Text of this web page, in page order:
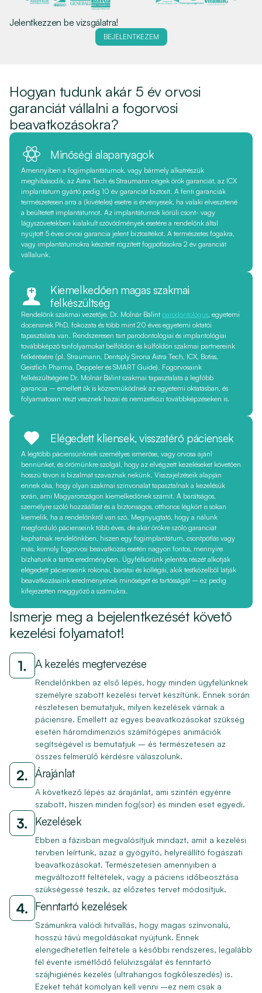
Jelentkezzen be vizsgálatra!
BEJELENTKEZEM
Hogyan tudunk akár 5 év orvosi
garanciát vállalni a fogorvosi
beavatkozásokra?
Minőségi alapanyagok
Amennyiben a fogimplantátumok, vagy bármely alkatrészük
meghibásodik, az Astra Tech és Straumann cégek örök garanciát, az ICX
implantátum gyártó pedig 10 év garanciát biztosít. A fenti garanciák
természetesen arra a (kivételes) esetre is érvényesek, ha valaki elveszítené
a beültetett implantátumot. Az implantátumok körüli csont- vagy
lágyszövetekben kialakult szövődmények esetére a rendelőnk által
nyújtott 5 éves orvosi garancia jelent biztosítékot. A természetes fogakra,
vagy implantátumokra készített rögzített fogpótlásokra 2 év garanciát
vállalunk.
Kiemelkedően magas szakmai
felkészültség
Rendelőnk szakmai vezetője, Dr. Molnár Bálint parodontológus, egyetemi
docensnek PhD. fokozata és több mint 20 éves egyetemi oktatói
tapasztalata van. Rendszeresen tart parodontológiai és implantológiai
továbbképző tanfolyamokat belföldön és külföldön szakmai partnereink
felkérésére (pl. Straumann, Dentsply Sirona Astra Tech, ICX, Botiss,
Geistlich Pharma, Deppeler és SMART Guide). Fogorvosaink
felkészültségére Dr. Molnár Bálint szakmai tapasztalata a legfőbb
garancia – emellett ők is közreműködnek az egyetemi oktatásban, és
folyamatosan részt vesznek hazai és nemzetközi továbbképzéseken is.
Elégedett kliensek, visszatérő páciensek
A legtöbb páciensünknek személyes ismerőse, vagy orvosa ajánl
bennünket, és örömünkre szolgál, hogy az elvégzett kezeléseket követően
hosszú távon is bizalmat szavaznak nekünk. Visszajelzéseik alapján
ennek oka, hogy olyan szakmai színvonalat tapasztalnak a kezelésük
során, ami Magyarországon kiemelkedőnek számít. A barátságos,
személyre szóló hozzáállást és a biztonságos, otthonos légkört is sokan
kiemelik, ha a rendelőnkről van szó. Megnyugtató, hogy a nálunk
megforduló pácienseink több éves, de akár örökre szóló garanciát
kaphatnak rendelőnkben, hiszen egy fogimplantátum, csontpótlás vagy
más, komoly fogorvosi beavatkozás esetén nagyon fontos, mennyire
bízhatunk a tartós eredményben. Ügyfélkörünk jelentős részét alkotják
elégedett pácienseink rokonai, barátai és kollégái, akik testközelből látják
beavatkozásaink eredményének minőségét és tartósságát – ez pedig
kifejezetten meggyőző a számukra.
Ismerje meg a bejelentkezését követő
kezelési folyamatot!
A kezelés megtervezése
Rendelőnkben az első lépés, hogy minden ügyfelünknek
személyre szabott kezelési tervet készítünk. Ennek során
részletesen bemutatjuk, milyen kezelések várnak a
páciensre. Emellett az egyes beavatkozásokat szükség
esetén háromdimenziós számítógépes animációk
segítségével is bemutatjuk – és természetesen az
összes felmerülő kérdésre válaszolunk.
Árajánlat
A következő lépés az árajánlat, ami szintén egyénre
szabott, hiszen minden fog(sor) és minden eset egyedi.
Kezelések
Ebben a fázisban megvalósítjuk mindazt, amit a kezelési
tervben leírtunk, azaz a gyógyító, helyreállító fogászati
beavatkozásokat. Természetesen amennyiben a
megváltozott feltételek, vagy a páciens időbeosztása
szükségessé teszik, az előzetes tervet módosítjuk.
Fenntartó kezelések
Számunkra valódi hitvallás, hogy magas színvonalú,
hosszú távú megoldásokat nyújtunk. Ennek
elengedhetetlen feltétele a későbbi rendszeres, legalább
fél évente ismétlődő felülvizsgálat és fenntartó
szájhigiénés kezelés (ultrahangos fogkőleszedés) is.
Ezeket tehát komolyan kell venni –ez nem csak a